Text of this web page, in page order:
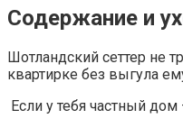
Содержание и
Шотландский сеттер не
квартирке без выгула
Если у тебя частный дом